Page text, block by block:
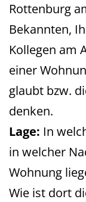
Rottenburg
Bekannten,
Kollegen am
einer
glaubt bzw.
denken.
Lage: In
in welcher
Wohnung
Wie ist dort